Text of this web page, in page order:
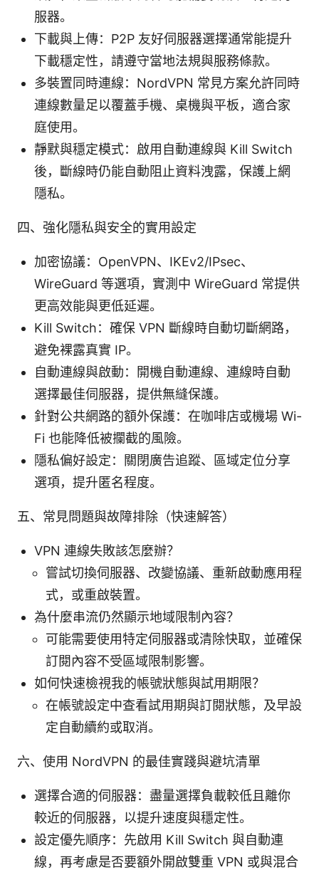
服器。
下載與上傳：P2P 友好伺服器選擇通常能提升
下載穩定性，請遵守當地法規與服務條款。
多裝置同時連線：NordVPN 常見方案允許同時
連線數量足以覆蓋手機、桌機與平板，適合家
庭使用。
靜默與穩定模式：啟用自動連線與 Kill Switch
後，斷線時仍能自動阻止資料洩露，保護上網
隱私。
四、強化隱私與安全的實用設定
加密協議：OpenVPN、IKEv2/IPsec、
WireGuard 等選項，實測中 WireGuard 常提供
更高效能與更低延遲。
Kill Switch：確保 VPN 斷線時自動切斷網路，
避免裸露真實 IP。
自動連線與啟動：開機自動連線、連線時自動
選擇最佳伺服器，提供無縫保護。
針對公共網路的額外保護：在咖啡店或機場 Wi-
Fi 也能降低被攔截的風險。
隱私偏好設定：關閉廣告追蹤、區域定位分享
選項，提升匿名程度。
五、常見問題與故障排除（快速解答）
VPN 連線失敗該怎麼辦？
嘗試切換伺服器、改變協議、重新啟動應用程
式，或重啟裝置。
為什麼串流仍然顯示地域限制內容？
可能需要使用特定伺服器或清除快取，並確保
訂閱內容不受區域限制影響。
如何快速檢視我的帳號狀態與試用期限？
在帳號設定中查看試用期與訂閱狀態，及早設
定自動續約或取消。
六、使用 NordVPN 的最佳實踐與避坑清單
選擇合適的伺服器：盡量選擇負載較低且離你
較近的伺服器，以提升速度與穩定性。
設定優先順序：先啟用 Kill Switch 與自動連
線，再考慮是否要額外開啟雙重 VPN 或與混合